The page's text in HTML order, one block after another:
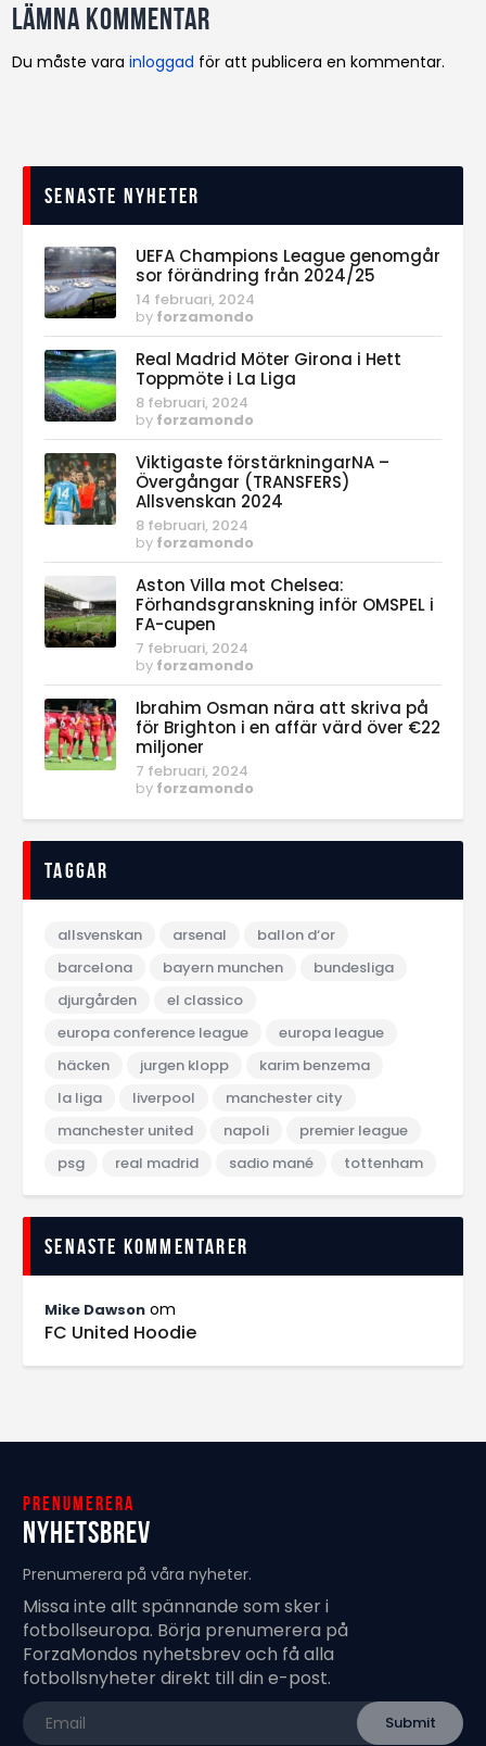
Lämna kommentar
Du måste varainloggad för att publicera en kommentar.
Senaste nyheter
UEFA Champions League genomgår
sor förändring från 2024/25
14 februari, 2024
by forzamondo
Real Madrid Möter Girona i Hett
Toppmöte i La Liga
8 februari, 2024
by forzamondo
Viktigaste förstärkningarNA –
Övergångar (TRANSFERS)
Allsvenskan 2024
8 februari, 2024
by forzamondo
Aston Villa mot Chelsea:
Förhandsgranskning inför OMSPEL i
FA-cupen
7 februari, 2024
by forzamondo
Ibrahim Osman nära att skriva på
för Brighton i en affär värd över €22
miljoner
7 februari, 2024
by forzamondo
Taggar
allsvenskan arsenal
ballon d‘or
barcelona
bayern munchen
bundesliga
djurgården
el classico
europa conference league
europa league
häcken
jurgen klopp
karim benzema
la liga
liverpool
manchester city
manchester united
napoli
premier league
psg
real madrid sadio mané tottenham
Senaste kommentarer
Mike Dawson om
FC United Hoodie
Prenumerera
Nyhetsbrev
Prenumerera på våra nyheter.
Missa inte allt spännande som sker i
fotbollseuropa. Börja prenumerera på
ForzaMondos nyhetsbrev och få alla
fotbollsnyheter direkt till din e-post.